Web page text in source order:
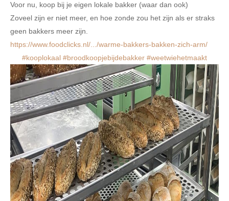
Voor nu, koop bij je eigen lokale bakker (waar dan ook)
Zoveel zijn er niet meer, en hoe zonde zou het zijn als er straks
geen bakkers meer zijn.
https://www.foodclicks.nl/.../warme-bakkers-bakken-zich-arm/
#kooplokaal #broodkoopjebijdebakker #weetwiehetmaakt